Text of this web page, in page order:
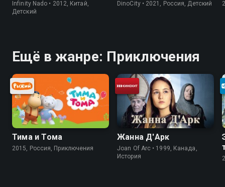
Infinity Nado • 2012, Китай,
Детский
DinoCity • 2021, Россия, Детский
Ещё в жанре: Приключения
Тима и Тома
2015, Россия, Приключения
Жанна Д'Арк
Joan Of Arc • 1999, Канада,
История